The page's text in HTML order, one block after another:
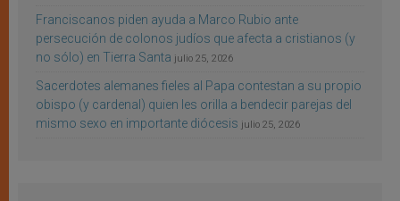
Franciscanos piden ayuda a Marco Rubio ante
persecución de colonos judíos que afecta a cristianos (y
no sólo) en Tierra Santa julio 25, 2026
Sacerdotes alemanes fieles al Papa contestan a su propio
obispo (y cardenal) quien les orilla a bendecir parejas del
mismo sexo en importante diócesis julio 25, 2026